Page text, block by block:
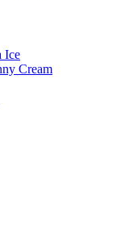
Ice
Cream